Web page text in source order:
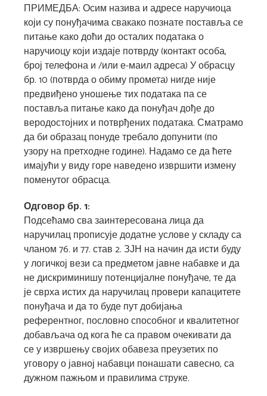
ПРИМЕДБА: Осим назива и адресе наручиоца
који су понуђачима свакако познате поставља се
питање како доћи до осталих података о
наручиоцу који издаје потврду (контакт особа,
број телефона и /или е-маил адреса) У обрасцу
бр. 10 (потврда о обиму промета) нигде није
предвиђено уношење тих података па се
поставља питање како да понуђач дође до
веродостојних и потврђених података. Сматрамо
да би образац понуде требало допунити (по
узору на претходне године). Надамо се да ћете
имајући у виду горе наведено извршити измену
поменутог обрасца.
Одговор бр. 1:
Подсећамо сва заинтересована лица да
наручилац прописује додатне услове у складу са
чланом 76. и 77. став 2. ЗЈН на начин да исти буду
у логичкој вези са предметом јавне набавке и да
не дискриминишу потенцијалне понуђаче, те да
је сврха истих да наручилац провери капацитете
понуђача и да то буде пут добијања
референтног, пословно способног и квалитетног
добављача од кога ће са правом очекивати да
се у извршењу својих обавеза преузетих по
уговору о јавној набавци понашати савесно, са
дужном пажњом и правилима струке.